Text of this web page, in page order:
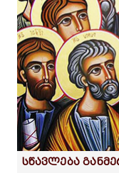
სწავლება